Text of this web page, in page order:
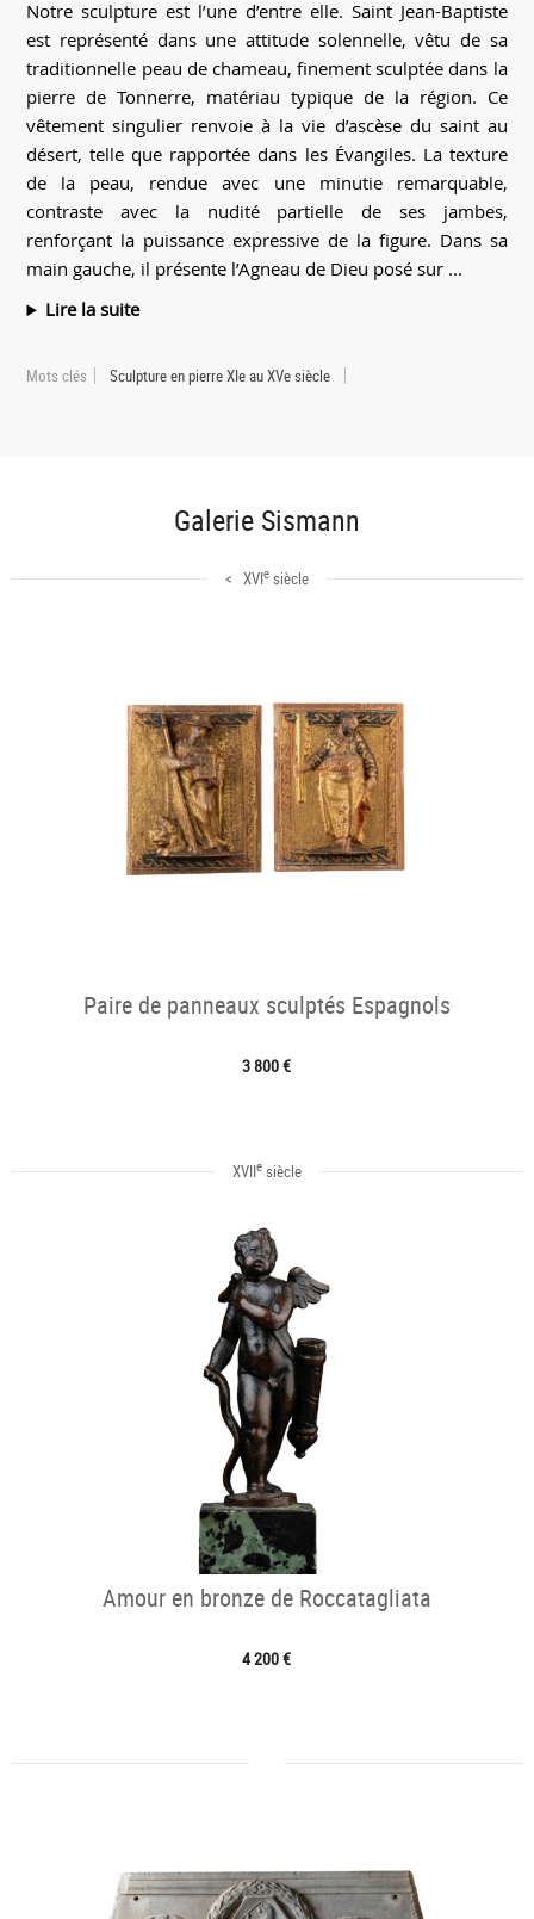
Notre sculpture est l’une d’entre elle. Saint Jean-Baptiste
est représenté dans une attitude solennelle, vêtu de sa
traditionnelle peau de chameau, finement sculptée dans la
pierre de Tonnerre, matériau typique de la région. Ce
vêtement singulier renvoie à la vie d’ascèse du saint au
désert, telle que rapportée dans les Évangiles. La texture
de la peau, rendue avec une minutie remarquable,
contraste avec la nudité partielle de ses jambes,
renforçant la puissance expressive de la figure. Dans sa
main gauche, il présente l’Agneau de Dieu posé sur ...
Lire la suite
Mots clés Sculpture en pierre XIe au XVe siècle
Galerie Sismann
< XVIesiècle
Paire de panneaux sculptés Espagnols
3 800 €
XVIIesiècle
Amour en bronze de Roccatagliata
4 200 €